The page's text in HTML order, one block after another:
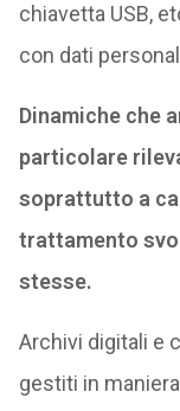
chiavetta USB,
con dati
Dinamiche che
particolare
soprattutto a
trattamento
stesse.
Archivi digitali e
gestiti in